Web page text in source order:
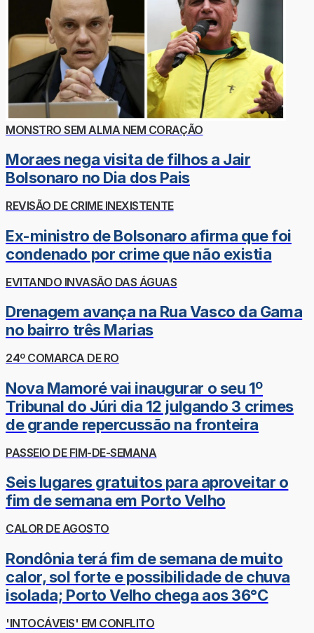
MONSTRO SEM ALMA NEM CORAÇÃO
Moraes nega visita de filhos a Jair
Bolsonaro no Dia dos Pais
REVISÃO DE CRIME INEXISTENTE
Ex-ministro de Bolsonaro afirma que foi
condenado por crime que não existia
EVITANDO INVASÃO DAS ÁGUAS
Drenagem avança na Rua Vasco da Gama
no bairro três Marias
24º COMARCA DE RO
Nova Mamoré vai inaugurar o seu 1º
Tribunal do Júri dia 12 julgando 3 crimes
de grande repercussão na fronteira
PASSEIO DE FIM-DE-SEMANA
Seis lugares gratuitos para aproveitar o
fim de semana em Porto Velho
CALOR DE AGOSTO
Rondônia terá fim de semana de muito
calor, sol forte e possibilidade de chuva
isolada; Porto Velho chega aos 36°C
'INTOCÁVEIS' EM CONFLITO